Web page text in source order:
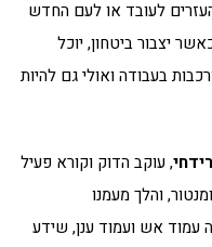
לעובד או לעם החדש
יצבור ביטחון, יוכל
בעבודה ואולי גם להיות
, עוקב הדוק וקורא פעיל
והלך מעמנו
עמוד אש ועמוד ענן, שידע